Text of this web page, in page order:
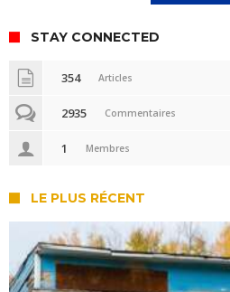
STAY CONNECTED
354 Articles
2935 Commentaires
1 Membres
LE PLUS RÉCENT